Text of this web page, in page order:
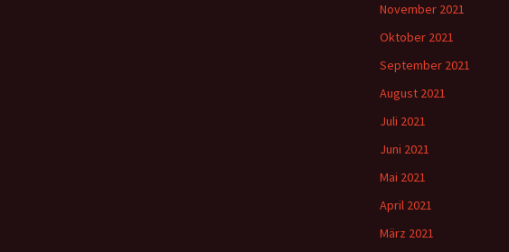
November 2021
Oktober 2021
September 2021
August 2021
Juli 2021
Juni 2021
Mai 2021
April 2021
März 2021